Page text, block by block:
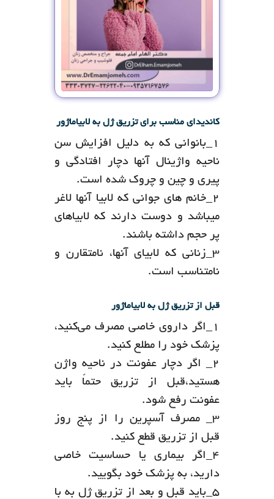
کاندیدای مناسب برای تزریق ژل به لابیاماژور
۱_بانوانی که به دلیل افزایش سن
ناحیه واژینال آنها دچار افتادگی و
پیری و چین و چروک شده است.
۲_خانم های جوانی که لابیا آنها لاغر
میباشد و دوست دارند که لابیاهای
پر حجم داشته باشند.
۳_زنانی که لابیای آنها، نامتقارن و
نامتناسب است.
قبل از تزریق ژل به لابیاماژور
۱_اگر داروی خاصی مصرف می‌کنید،
پزشک خود را مطلع کنید.
۲_ اگر دچار عفونت در ناحیه واژن
هستید،قبل از تزریق حتماً باید
عفونت رفع شود.
۳_ مصرف آسپرین را از پنج روز
قبل از تزریق قطع کنید.
۴_اگر بیماری یا حساسیت خاصی
دارید، به پزشک خود بگویید.
۵_باید قبل و بعد از تزریق ژل به با